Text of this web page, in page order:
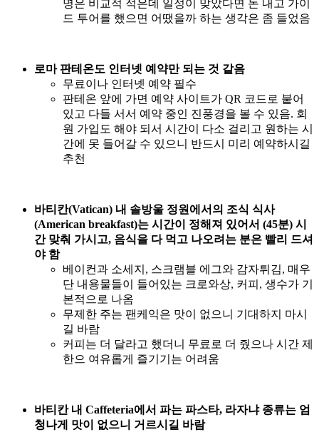
명은 비교적 적은데 일정이 맞았다면 돈 내고 가이
드 투어를 했으면 어땠을까 하는 생각은 좀 들었음
로마 판테온도 인터넷 예약만 되는 것 같음
무료이나 인터넷 예약 필수
판테온 앞에 가면 예약 사이트가 QR 코드로 붙어
있고 다들 서서 예약 중인 진풍경을 볼 수 있음. 회
원 가입도 해야 되서 시간이 다소 걸리고 원하는 시
간에 못 들어갈 수 있으니 반드시 미리 예약하시길
추천
바티칸(Vatican) 내 솔방울 정원에서의 조식 식사
(American breakfast)는 시간이 정해져 있어서 (45분) 시
간 맞춰 가시고, 음식을 다 먹고 나오려는 분은 빨리 드셔
야 함
베이컨과 소세지, 스크램블 에그와 감자튀김, 매우
단 내용물들이 들어있는 크로와상, 커피, 생수가 기
본적으로 나옴
무제한 주는 팬케익은 맛이 없으니 기대하지 마시
길 바람
커피는 더 달라고 했더니 무료로 더 줬으나 시간 제
한으 여유롭게 즐기기는 어려움
바티칸 내 Caffeteria에서 파는 파스타, 라자냐 종류는 엄
청나게 맛이 없으니 거르시길 바람